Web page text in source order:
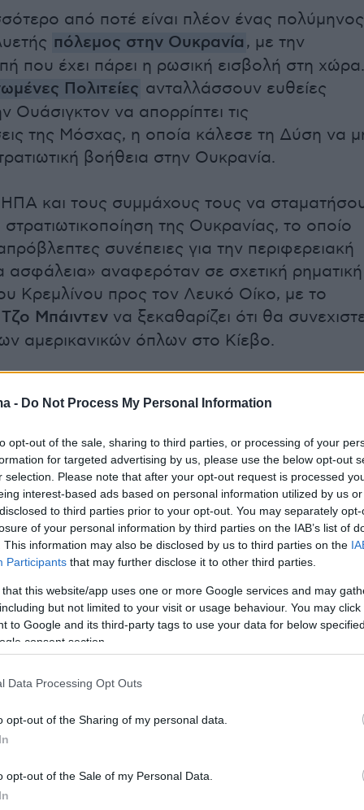
- Do Not Process My Personal Information
opt-out of the sale, sharing to third parties, or processing of your
for targeted advertising by us, please use the below opt-out
selection. Please note that after your opt-out request is processed
interest-based ads based on personal information utilized by us
to third parties prior to your opt-out. You may separately
of your personal information by third parties on the IAB’s list of
This information may also be disclosed by us to third parties on the
Participants that may further disclose it to other third parties.
that this website/app uses one or more Google services and may
but not limited to your visit or usage behaviour. You may
to Google and its third-party tags to use your data for below
consent section.
Data Processing Opt Outs
opt-out of the Sharing of my personal data.
opt-out of the Sale of my Personal Data.
από ποτέ είναι πλέον ένας
πόλεμος στην Ουκρανία , με την
που έχει πάρει η ρωσική εισβολή στη χώρα.
Πολιτείες ανταλλάσσουν ευθείες
Ουάσιγκτον να απορρίπτει τις
της Μόσχας, η οποία κάλεσε τη Δύση να
βοήθεια στην Ουκρανία.
ΗΠΑ και τους συμμάχους τους να
της Ουκρανίας, το οποίο
συνέπειες για την περιφερειακή
ασφάλεια» αναφερόταν σε σχετική ρηματική
Κρεμλίνου προς τον Λευκό Οίκο, με το
Τζο Μπάιντεν να ξεκαθαρίζει ότι θα
αμερικανικών όπλων στο Κίεβο.
οι ΗΠΑ στέλνουν στην κυβέρνηση του
οπλικό πακέτο να περιλαμβάνει ελικόπτερα,
και μη επανδρωμένα αεροσκάφη
διεθνών παραγόντων ότι ο πόλεμος
αρχίζει», μπορεί να ακούγεται
αλλά αποτυπώνει την ανησυχία που επικρατεί.
χθες Παρασκευή ο υπουργός Εξωτερικών
Άντονι Μπλίνκεν
δήλωσε ότι ο
μπορεί να διαρκέσει έως το τέλος του 2022,
γερουσιαστές μιλούν ακόμα και για
επικρατεί και στη Μόσχα. Η ρωσική κρατική
λόγο για «τρίτο παγκόσμιο πόλεμο»,